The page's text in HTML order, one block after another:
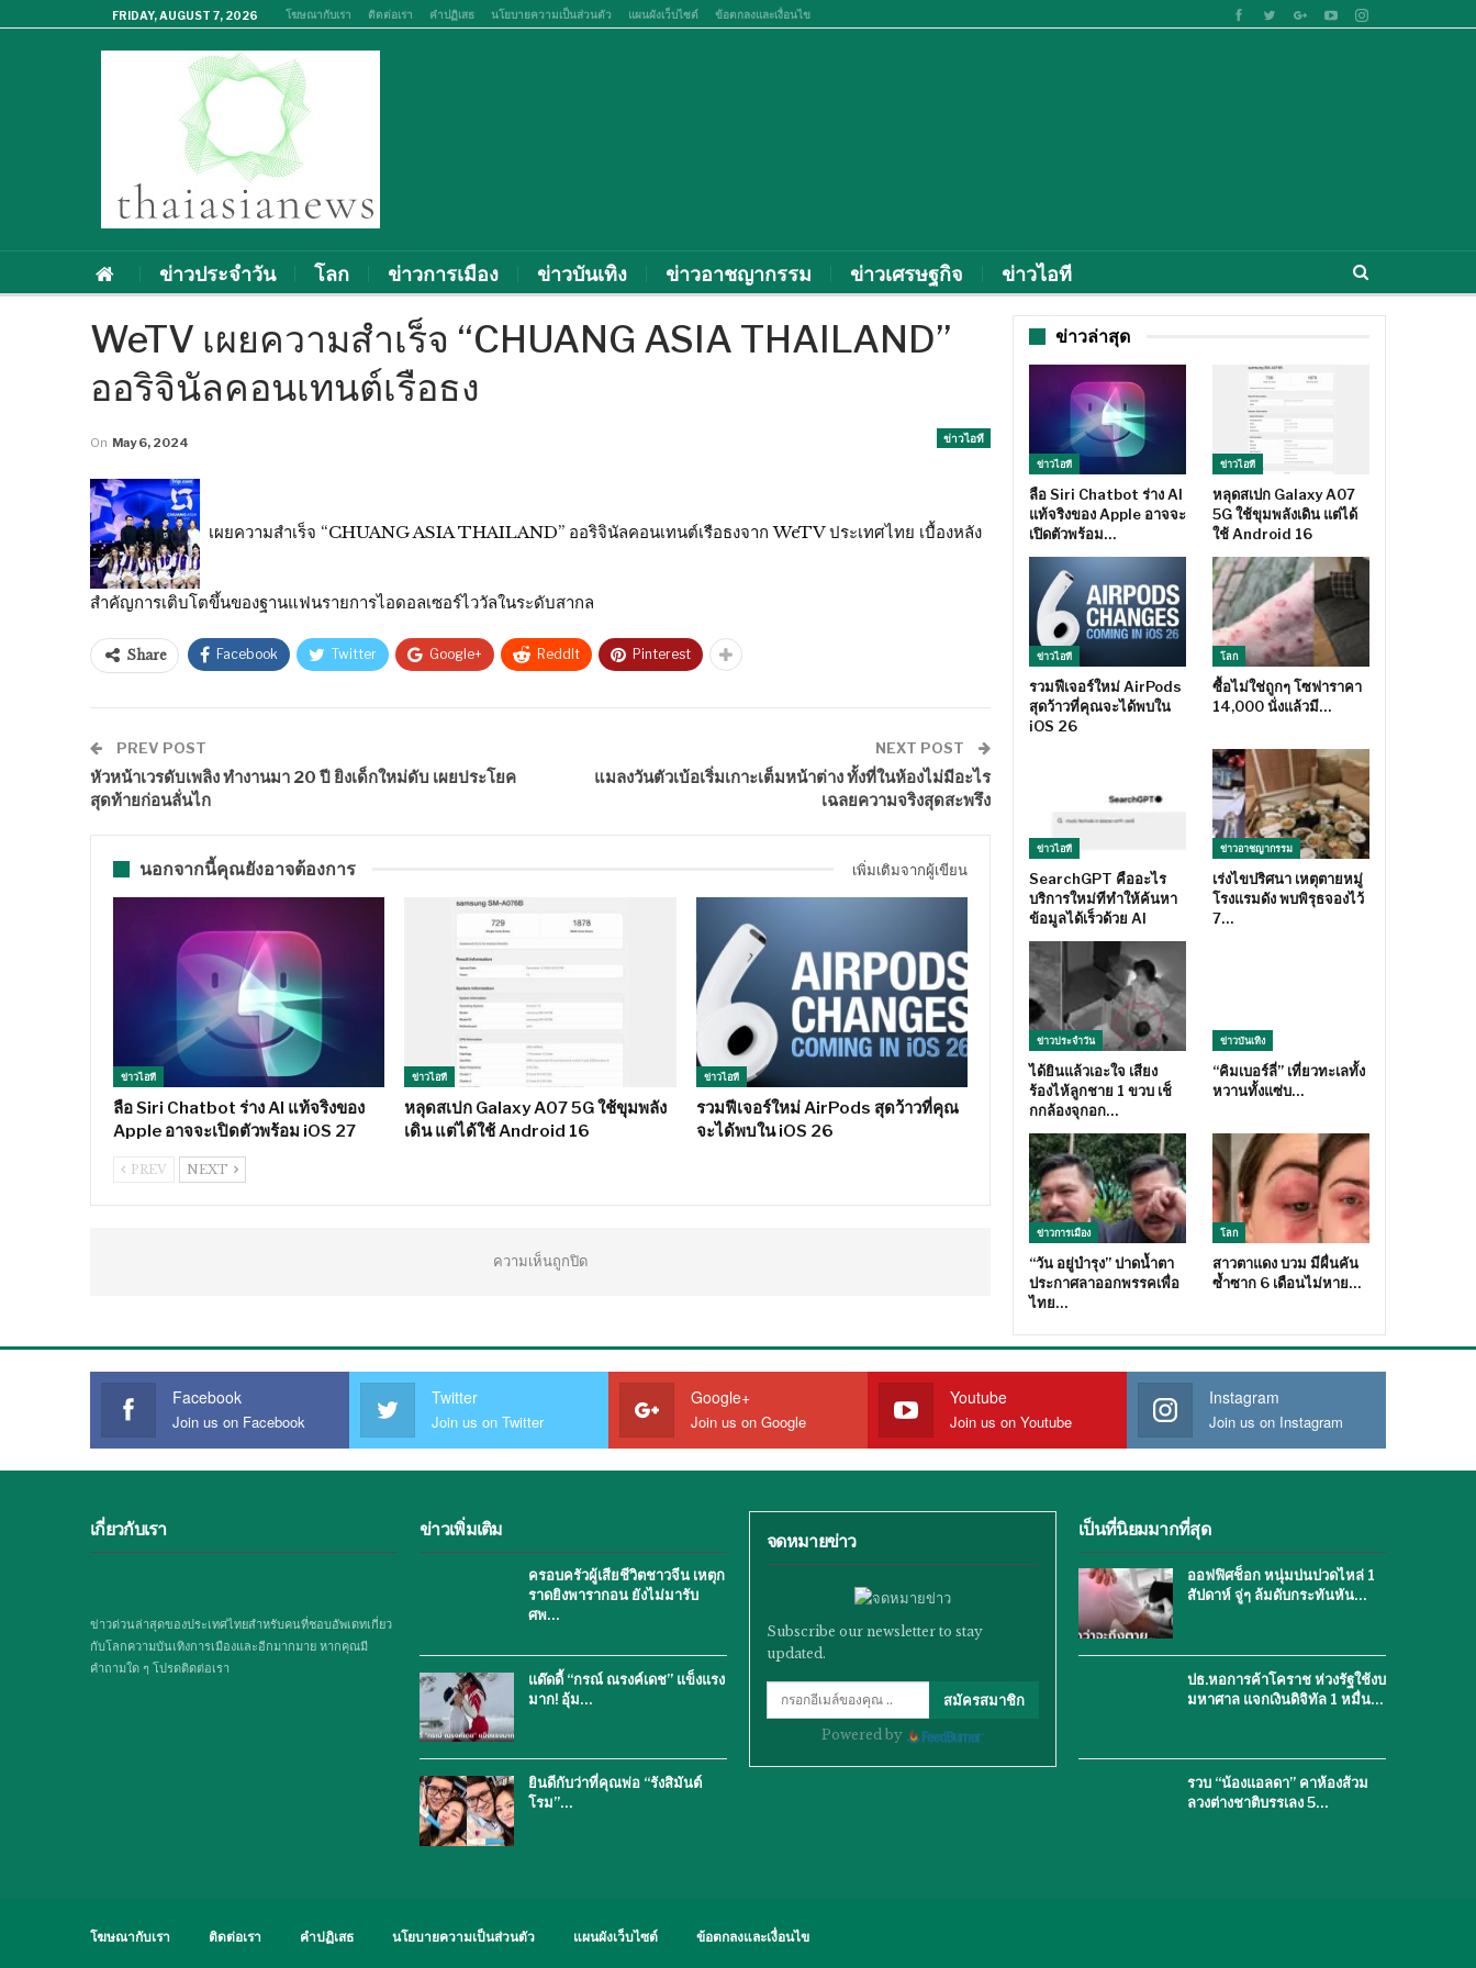
FRIDAY, AUGUST 7, 2026 โฆษณากับเรา ติดต่อเรา คำปฏิเสธ นโยบายความเป็นส่วนตัว แผนผังเว็บไซต์ ข้อตกลงและเงื่อนไข
ข่าวประจำวัน โลก ข่าวการเมือง ข่าวบันเทิง ข่าวอาชญากรรม ข่าวเศรษฐกิจ ข่าวไอที
WeTV เผยความสำเร็จ “CHUANG ASIA THAILAND”
ออริจินัลคอนเทนต์เรือธง
ข่าวไอที
On May 6, 2024
เผยความสำเร็จ “CHUANG ASIA THAILAND” ออริจินัลคอนเทนต์เรือธงจาก WeTV ประเทศไทย เบื้องหลัง
สำคัญการเติบโตขึ้นของฐานแฟนรายการไอดอลเซอร์ไววัลในระดับสากล
Share Facebook Twitter Google+ ReddIt Pinterest
PREV POST
หัวหน้าเวรดับเพลิง ทำงานมา 20 ปี ยิงเด็กใหม่ดับ เผยประโยค
สุดท้ายก่อนลั่นไก
NEXT POST
แมลงวันตัวเบ้อเริ่มเกาะเต็มหน้าต่าง ทั้งที่ในห้องไม่มีอะไร
เฉลยความจริงสุดสะพรึง
นอกจากนี้คุณยังอาจต้องการ เพิ่มเติมจากผู้เขียน
ข่าวไอที
ลือ Siri Chatbot ร่าง AI แท้จริงของ
Apple อาจจะเปิดตัวพร้อม iOS 27
ข่าวไอที
หลุดสเปก Galaxy A07 5G ใช้ขุมพลัง
เดิน แต่ได้ใช้ Android 16
ข่าวไอที
รวมฟีเจอร์ใหม่ AirPods สุดว้าวที่คุณ
จะได้พบใน iOS 26
PREV NEXT
ความเห็นถูกปิด
ข่าวล่าสุด
ข่าวไอที
ลือ Siri Chatbot ร่าง AI
แท้จริงของ Apple อาจจะ
เปิดตัวพร้อม…
ข่าวไอที
หลุดสเปก Galaxy A07
5G ใช้ขุมพลังเดิน แต่ได้
ใช้ Android 16
ข่าวไอที
รวมฟีเจอร์ใหม่ AirPods
สุดว้าวที่คุณจะได้พบใน
iOS 26
โลก
ซื้อไม่ใช่ถูกๆ โซฟาราคา
14,000 นั่งแล้วมี…
ข่าวไอที
SearchGPT คืออะไร
บริการใหม่ทีทำให้ค้นหา
ข้อมูลได้เร็วด้วย AI
ข่าวอาชญากรรม
เร่งไขปริศนา เหตุตายหมู่
โรงแรมดัง พบพิรุธจองไว้
7…
ข่าวประจำวัน
ได้ยินแล้วเอะใจ เสียง
ร้องไห้ลูกชาย 1 ขวบ เช็
กกล้องจุกอก…
ข่าวบันเทิง
“คิมเบอร์ลี่” เที่ยวทะเลทั้ง
หวานทั้งแซ่บ…
ข่าวการเมือง
“วัน อยู่บำรุง” ปาดน้ำตา
ประกาศลาออกพรรคเพื่อ
ไทย…
โลก
สาวตาแดง บวม มีผื่นคัน
ซ้ำซาก 6 เดือนไม่หาย…
Facebook
Join us on Facebook
Twitter
Join us on Twitter
Google+
Join us on Google
Youtube
Join us on Youtube
Instagram
Join us on Instagram
เกี่ยวกับเรา
ข่าวด่วนล่าสุดของประเทศไทยสำหรับคนที่ชอบอัพเดทเกี่ยว
กับโลกความบันเทิงการเมืองและอีกมากมาย หากคุณมี
คำถามใด ๆ โปรดติดต่อเรา
ข่าวเพิ่มเติม
ครอบครัวผู้เสียชีวิตชาวจีน เหตุก
ราดยิงพารากอน ยังไม่มารับ
ศพ…
แด๊ดดี้ “กรณ์ ณรงค์เดช” แข็งแรง
มาก! อุ้ม…
ยินดีกับว่าที่คุณพ่อ “รังสิมันต์
โรม”…
จดหมายข่าว
Subscribe our newsletter to stay
updated.
สมัครสมาชิก
Powered by
เป็นที่นิยมมากที่สุด
ออฟฟิศช็อก หนุ่มบ่นปวดไหล่ 1
สัปดาห์ จู่ๆ ล้มดับกระทันหัน…
ปธ.หอการค้าโคราช ห่วงรัฐใช้งบ
มหาศาล แจกเงินดิจิทัล 1 หมื่น…
รวบ “น้องแอลดา” คาห้องส้วม
ลวงต่างชาติบรรเลง 5…
โฆษณากับเรา ติดต่อเรา คำปฏิเสธ นโยบายความเป็นส่วนตัว แผนผังเว็บไซต์ ข้อตกลงและเงื่อนไข